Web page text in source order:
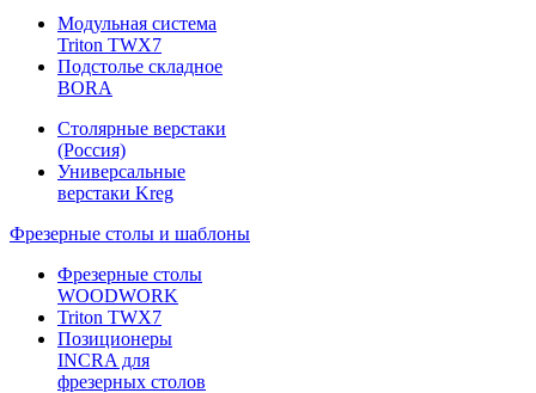
Модульная система
Triton TWX7
Подстолье складное
BORA
Столярные верстаки
(Россия)
Универсальные
верстаки Kreg
Фрезерные столы и шаблоны
Фрезерные столы
WOODWORK
Triton TWX7
Позиционеры
INCRA для
фрезерных столов